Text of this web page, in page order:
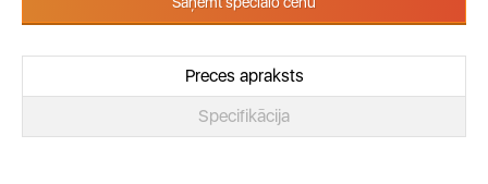
Preces apraksts
Specifikācija